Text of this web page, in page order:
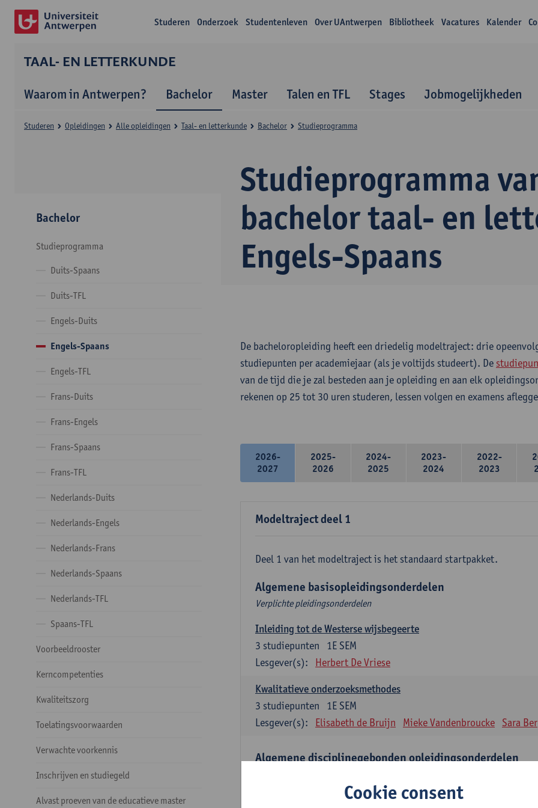
Studeren Onderzoek Studentenleven Over UAntwerpen Bibliotheek Vacatures Kalender
TAAL- EN LETTERKUNDE
Waarom in Antwerpen? Bachelor Master Talen en TFL Stages Jobmogelijkheden
Studieprogramma
bachelor taal- en
Engels-Spaans
Studeren Opleidingen Alle opleidingen Taal- en letterkunde Bachelor Studieprogramma
Bachelor
Studieprogramma
Duits-Spaans
Duits-TFL
Engels-Duits
Engels-Spaans
Engels-TFL
Frans-Duits
Frans-Engels
Frans-Spaans
Frans-TFL
Nederlands-Duits
Nederlands-Engels
Nederlands-Frans
Nederlands-Spaans
Nederlands-TFL
Spaans-TFL
Voorbeeldrooster
Kerncompetenties
Kwaliteitszorg
Toelatingsvoorwaarden
Verwachte voorkennis
Inschrijven en studiegeld
Alvast proeven van de educatieve master
De bacheloropleiding heeft een driedelig modeltraject: drie
studiepunten per academiejaar (als je voltijds studeert). De
van de tijd die je zal besteden aan je opleiding en aan elk
rekenen op 25 tot 30 uren studeren, lessen volgen en examens
2026-
2027
2025-
2026
2024-
2025
2023-
2024
2022-
2023
Modeltraject deel 1
Deel 1 van het modeltraject is het standaard startpakket.
Algemene basisopleidingsonderdelen
Verplichte pleidingsonderdelen
Inleiding tot de Westerse wijsbegeerte
1E SEM
3 studiepunten
Lesgever(s):
Herbert De Vriese
Kwalitatieve onderzoeksmethodes
1E SEM
3 studiepunten
Lesgever(s):
Elisabeth de Bruijn Mieke Vandenbroucke Sara
Algemene disciplinegebonden opleidingsonderdelen
Literatuur en diversiteitCookie consent